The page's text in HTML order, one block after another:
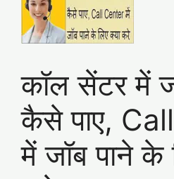
कॉल सेंटर में
कैसे पाए,
में जॉब पाने के